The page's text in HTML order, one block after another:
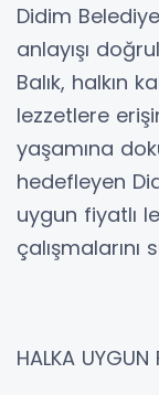
Didim
anlayışı
Balık, halkın
lezzetlere
yaşamına
hedefleyen
uygun fiyatlı
çalışmalarını
HALKA UYGUN